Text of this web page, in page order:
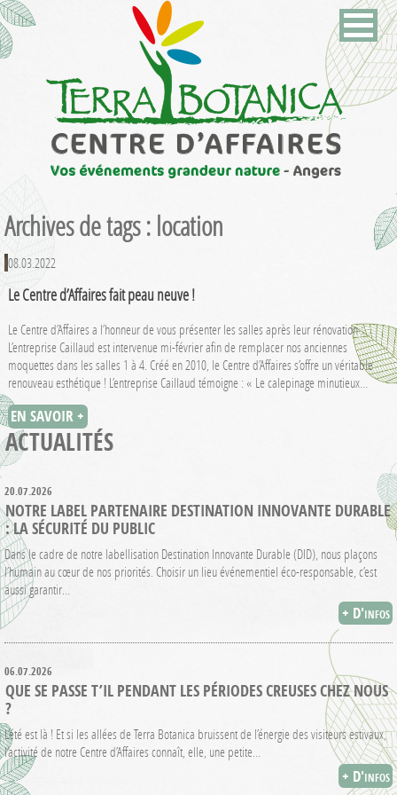
Archives de tags : location
08.03.2022
Le Centre d’Affaires fait peau neuve !
Le Centre d’Affaires a l’honneur de vous présenter les salles après leur rénovation :
L’entreprise Caillaud est intervenue mi-février afin de remplacer nos anciennes
moquettes dans les salles 1 à 4. Créé en 2010, le Centre d’Affaires s’offre un véritable
renouveau esthétique ! L’entreprise Caillaud témoigne : « Le calepinage minutieux…
EN SAVOIR +
ACTUALITÉS
20.07.2026
NOTRE LABEL PARTENAIRE DESTINATION INNOVANTE DURABLE
: LA SÉCURITÉ DU PUBLIC
Dans le cadre de notre labellisation Destination Innovante Durable (DID), nous plaçons
l’humain au cœur de nos priorités. Choisir un lieu événementiel éco-responsable, c’est
aussi garantir…
+ D'infos
06.07.2026
QUE SE PASSE T’IL PENDANT LES PÉRIODES CREUSES CHEZ NOUS
?
L’été est là ! Et si les allées de Terra Botanica bruissent de l’énergie des visiteurs estivaux,
l’activité de notre Centre d’Affaires connaît, elle, une petite…
+ D'infos